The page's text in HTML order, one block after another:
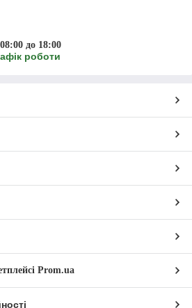
до 18:00
роботи
Prom.ua